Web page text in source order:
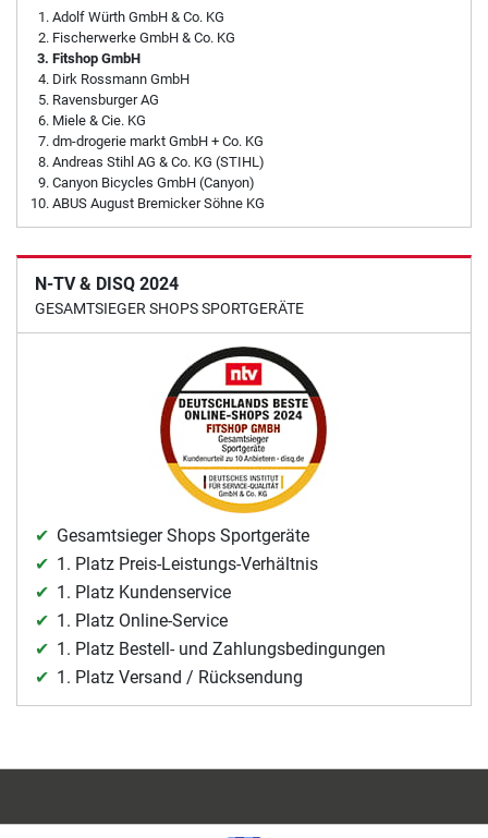
Adolf Würth GmbH & Co. KG
Fischerwerke GmbH & Co. KG
Fitshop GmbH
Dirk Rossmann GmbH
Ravensburger AG
Miele & Cie. KG
dm-drogerie markt GmbH + Co. KG
Andreas Stihl AG & Co. KG (STIHL)
Canyon Bicycles GmbH (Canyon)
ABUS August Bremicker Söhne KG
N-TV & DISQ 2024
GESAMTSIEGER SHOPS SPORTGERÄTE
Gesamtsieger Shops Sportgeräte
1. Platz Preis-Leistungs-Verhältnis
1. Platz Kundenservice
1. Platz Online-Service
1. Platz Bestell- und Zahlungsbedingungen
1. Platz Versand / Rücksendung